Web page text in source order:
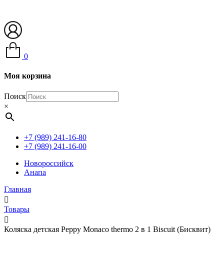
0
Моя корзина
Поиск
×
+7 (989) 241-16-80
+7 (989) 241-16-00
Новороссийск
Анапа
Главная
Товары
Коляска детская Peppy Monaco thermo 2 в 1 Biscuit (Бисквит)